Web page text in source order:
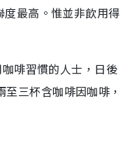
最高。惟並非飲用得
啡習慣的人士，日後
三杯含咖啡因咖啡，